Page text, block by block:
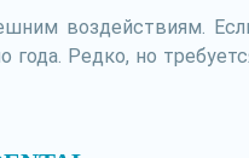
воздействиям.
года. Редко, но